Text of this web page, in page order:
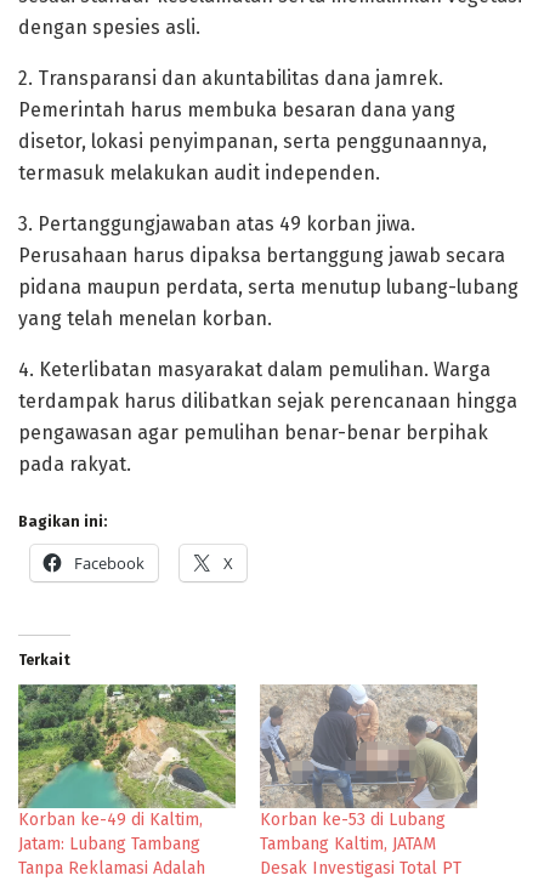
dengan spesies asli.
2. Transparansi dan akuntabilitas dana jamrek.
Pemerintah harus membuka besaran dana yang
disetor, lokasi penyimpanan, serta penggunaannya,
termasuk melakukan audit independen.
3. Pertanggungjawaban atas 49 korban jiwa.
Perusahaan harus dipaksa bertanggung jawab secara
pidana maupun perdata, serta menutup lubang-lubang
yang telah menelan korban.
4. Keterlibatan masyarakat dalam pemulihan. Warga
terdampak harus dilibatkan sejak perencanaan hingga
pengawasan agar pemulihan benar-benar berpihak
pada rakyat.
Bagikan ini:
Facebook X
Terkait
Korban ke-49 di Kaltim,
Jatam: Lubang Tambang
Tanpa Reklamasi Adalah
Korban ke-53 di Lubang
Tambang Kaltim, JATAM
Desak Investigasi Total PT